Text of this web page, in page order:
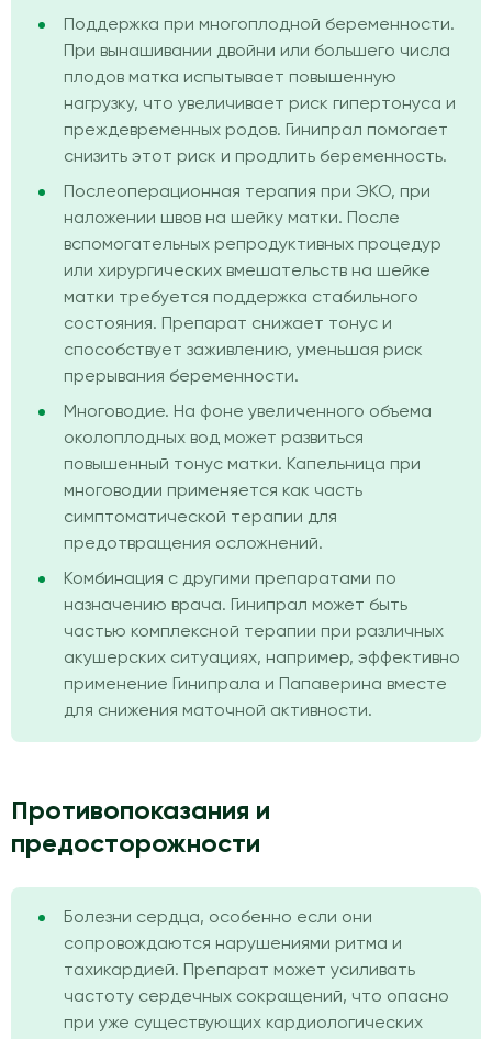
Поддержка при многоплодной беременности.
При вынашивании двойни или большего числа
плодов матка испытывает повышенную
нагрузку, что увеличивает риск гипертонуса и
преждевременных родов. Гинипрал помогает
снизить этот риск и продлить беременность.
Послеоперационная терапия при ЭКО, при
наложении швов на шейку матки. После
вспомогательных репродуктивных процедур
или хирургических вмешательств на шейке
матки требуется поддержка стабильного
состояния. Препарат снижает тонус и
способствует заживлению, уменьшая риск
прерывания беременности.
Многоводие. На фоне увеличенного объема
околоплодных вод может развиться
повышенный тонус матки. Капельница при
многоводии применяется как часть
симптоматической терапии для
предотвращения осложнений.
Комбинация с другими препаратами по
назначению врача. Гинипрал может быть
частью комплексной терапии при различных
акушерских ситуациях, например, эффективно
применение Гинипрала и Папаверина вместе
для снижения маточной активности.
Противопоказания и
предосторожности
Болезни сердца, особенно если они
сопровождаются нарушениями ритма и
тахикардией. Препарат может усиливать
частоту сердечных сокращений, что опасно
при уже существующих кардиологических